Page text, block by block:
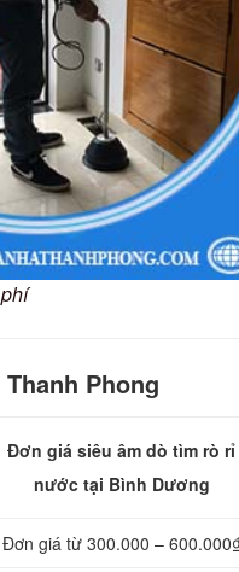
Phong
Đơn giá siêu âm dò tìm rò rỉ
nước tại Bình Dương
Đơn giá từ 300.000 –